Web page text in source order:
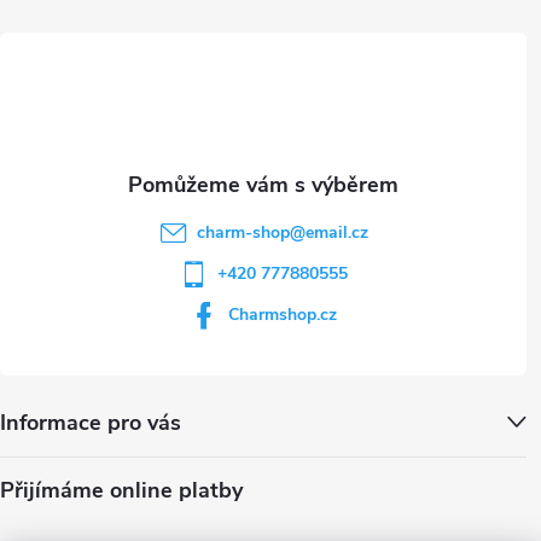
charm-shop@email.cz
+420 777880555
Charmshop.cz
Informace pro vás
Přijímáme online platby